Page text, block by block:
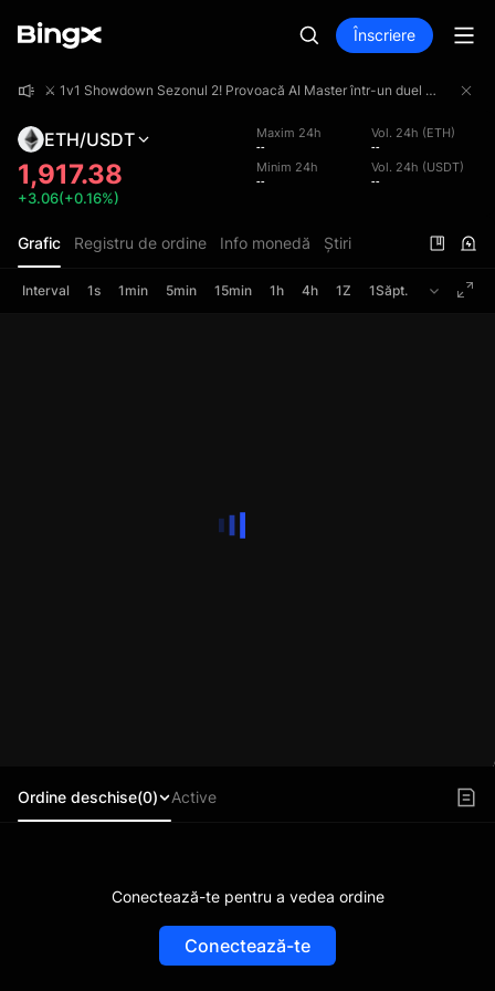
Înscriere
⚔️ 1v1 Showdown Sezonul 2! Provoacă AI Master într-un duel 1v1 și împarte un fond de premii de 4 000 000 USDT!
ETH/USDT
1,917.38
+3.06(+0.16%)
Maxim 24h
--
Vol. 24h (ETH)
--
Minim 24h
--
Vol. 24h (USDT)
--
Grafic Registru de ordine Info monedă Știri
Interval 1s 1min 5min 15min 1h 4h 1Z 1Săpt.
Ordine deschise(0) Active
Conectează-te pentru a vedea ordine
Conectează-te